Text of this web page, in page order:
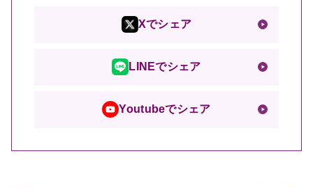
Xでシェア
LINEでシェア
Youtubeでシェア